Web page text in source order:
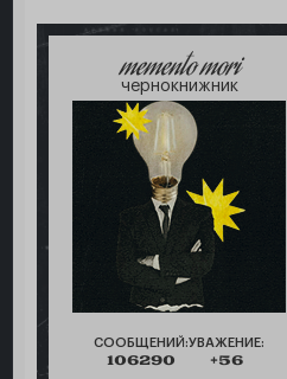
memento mori
чернокнижник
СООБЩЕНИЙ:
106290
УВАЖЕНИЕ:
+56